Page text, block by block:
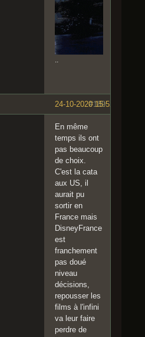
#189
24-10-2020 15:52:29
En même
temps ils ont
pas beaucoup
de choix.
C'est la cata
aux US, il
aurait pu
sortir en
France mais
DisneyFrance
est
franchement
pas doué
niveau
décisions,
repousser les
films à l'infini
va leur faire
perdre de